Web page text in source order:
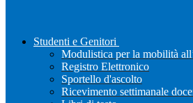
Studenti e Genitori
Modulistica per la mobilità
Registro Elettronico
Sportello d'ascolto
Ricevimento settimanale